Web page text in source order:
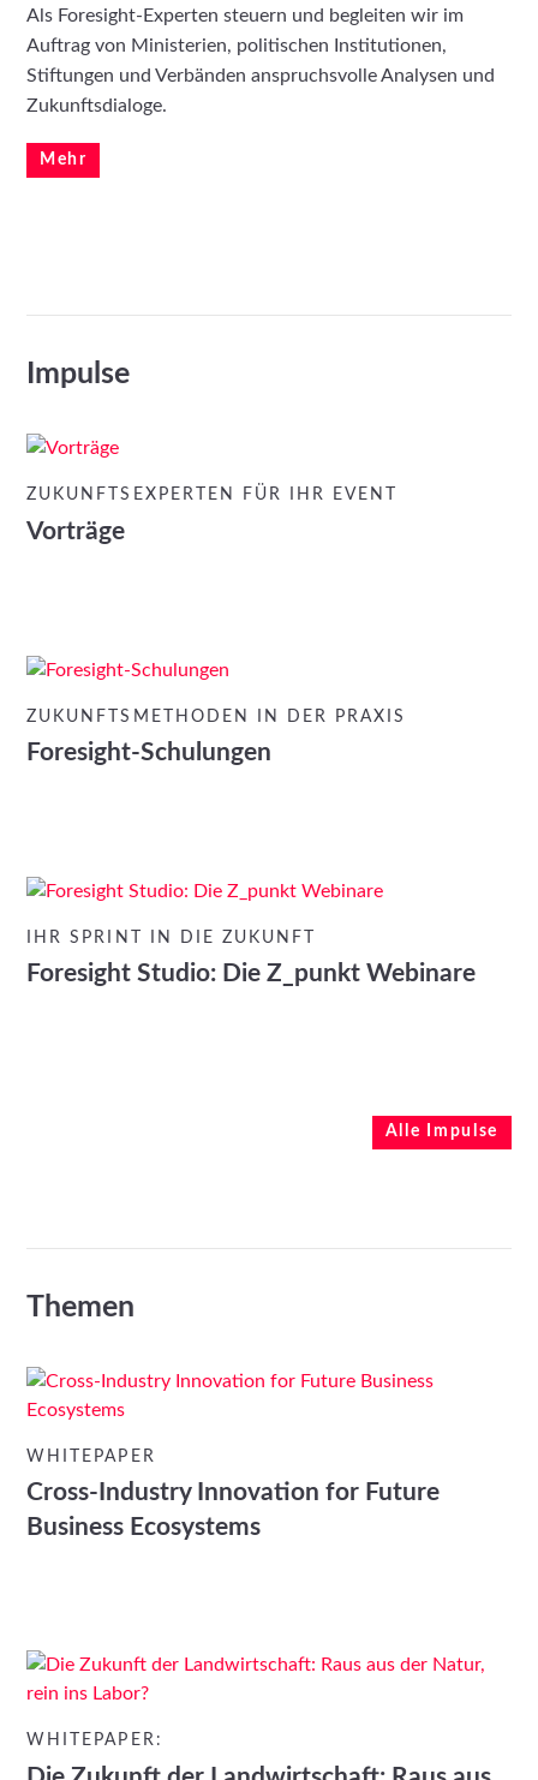
Als Foresight-Experten steuern und begleiten wir im
Auftrag von Ministerien, politischen Institutionen,
Stiftungen und Verbänden anspruchsvolle Analysen und
Zukunftsdialoge.
Mehr
Impulse
ZUKUNFTSEXPERTEN FÜR IHR EVENT
Vorträge
ZUKUNFTSMETHODEN IN DER PRAXIS
Foresight-Schulungen
IHR SPRINT IN DIE ZUKUNFT
Foresight Studio: Die Z_punkt Webinare
Alle Impulse
Themen
WHITEPAPER
Cross-Industry Innovation for Future
Business Ecosystems
WHITEPAPER: